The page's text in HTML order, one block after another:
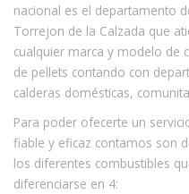
nacional es el departamento
Torrejon de la Calzada que
cualquier marca y modelo de
de pellets contando con
calderas domésticas,
Para poder ofecerte un
fiable y eficaz contamos son
los diferentes combustibles
diferenciarse en 4: